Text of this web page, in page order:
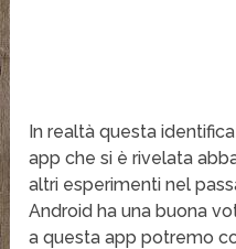
In realtà questa
app che si è rivelata
altri esperimenti nel
Android ha una buona
a questa app potremo